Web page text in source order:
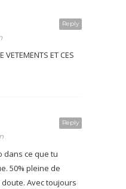
Reply
VETEMENTS ET CES
Reply
dans ce que tu
50% pleine de
Avec toujours